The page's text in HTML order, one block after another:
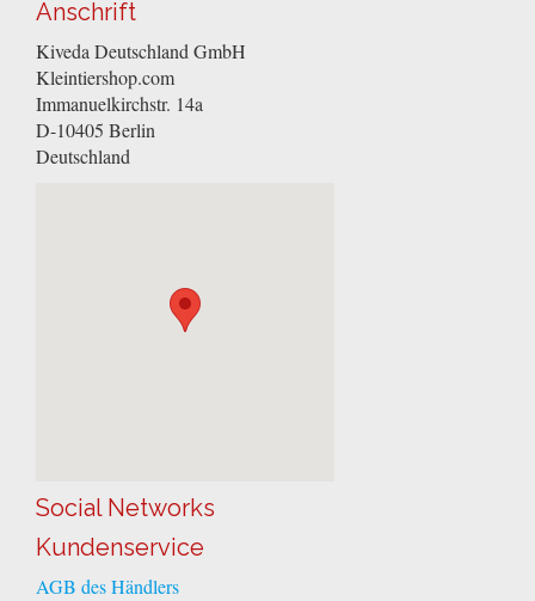
Anschrift
Kiveda Deutschland GmbH
Kleintiershop.com
Immanuelkirchstr. 14a
D-10405 Berlin
Deutschland
Social Networks
Kundenservice
AGB des Händlers